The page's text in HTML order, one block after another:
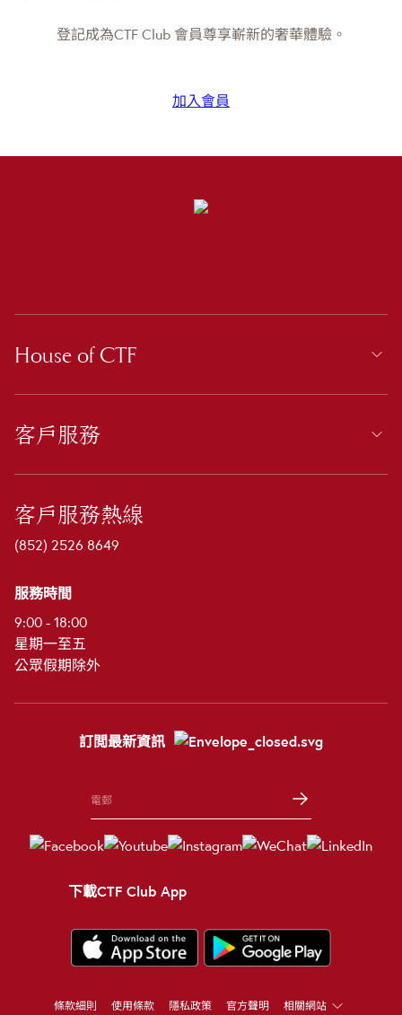
登記成為CTF Club 會員尊享嶄新的奢華體驗。
加入會員
House of CTF
客戶服務
客戶服務熱線
(852) 2526 8649
服務時間
9:00 - 18:00
星期一至五
公眾假期除外
訂閲最新資訊
下載CTF Club App
條款細則 使用條款 隱私政策 官方聲明 相關網站